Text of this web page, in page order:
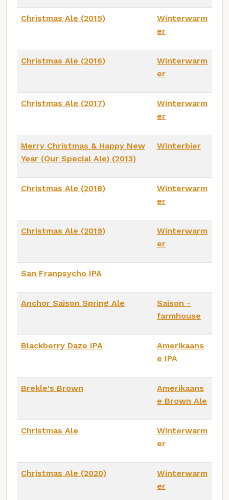
Christmas Ale (2015)
Winterwarm
er
Christmas Ale (2016)
Winterwarm
er
Christmas Ale (2017)
Winterwarm
er
Merry Christmas & Happy New
Year (Our Special Ale) (2013)
Winterbier
Christmas Ale (2018)
Winterwarm
er
Christmas Ale (2019)
Winterwarm
er
San Franpsycho IPA
Anchor Saison Spring Ale
Saison -
farmhouse
Blackberry Daze IPA
Amerikaans
e IPA
Brekle's Brown
Amerikaans
e Brown Ale
Christmas Ale
Winterwarm
er
Christmas Ale (2020)
Winterwarm
er